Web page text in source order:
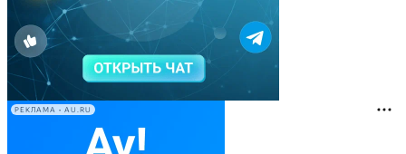
РЕКЛАМА • AU.RU